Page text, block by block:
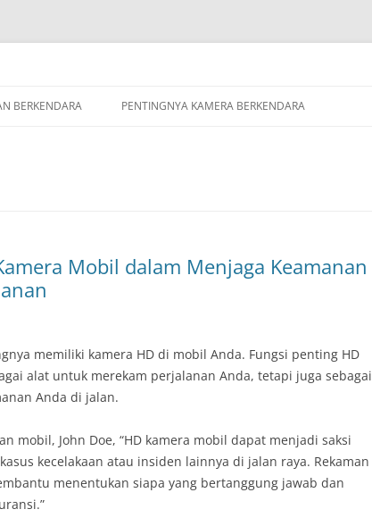
BERKENDARA PENTINGNYA KAMERA BERKENDARA
Mobil dalam Menjaga Keamanan
memiliki kamera HD di mobil Anda. Fungsi penting HD
alat untuk merekam perjalanan Anda, tetapi juga sebagai
Anda di jalan.
mobil, John Doe, “HD kamera mobil dapat menjadi saksi
kecelakaan atau insiden lainnya di jalan raya. Rekaman
menentukan siapa yang bertanggung jawab dan